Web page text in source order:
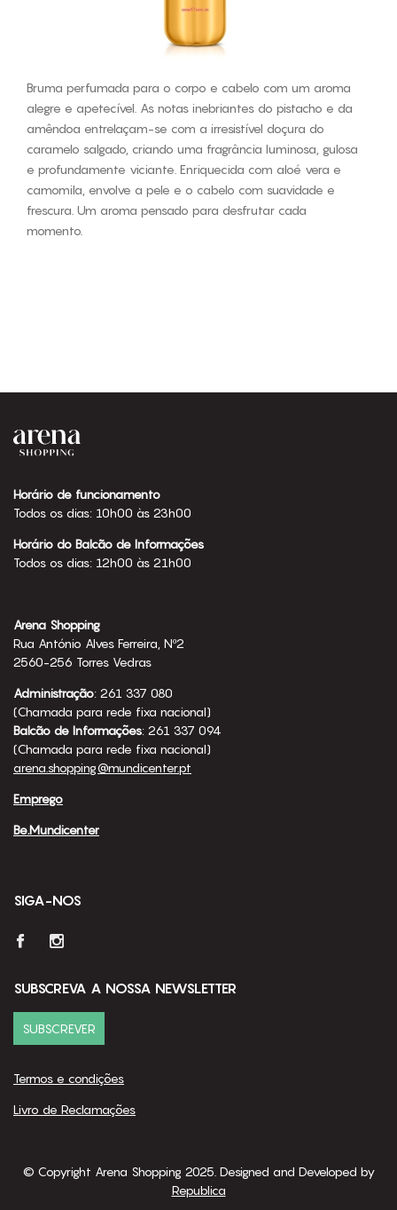
Bruma perfumada para o corpo e cabelo com um aroma
alegre e apetecível. As notas inebriantes do pistacho e da
amêndoa entrelaçam-se com a irresistível doçura do
caramelo salgado, criando uma fragrância luminosa, gulosa
e profundamente viciante. Enriquecida com aloé vera e
camomila, envolve a pele e o cabelo com suavidade e
frescura. Um aroma pensado para desfrutar cada
momento.
Horário de funcionamento
Todos os dias: 10h00 às 23h00
Horário do Balcão de Informações
Todos os dias: 12h00 às 21h00
Arena Shopping
Rua António Alves Ferreira, Nº2
2560-256 Torres Vedras
Administração: 261 337 080
(Chamada para rede fixa nacional)
Balcão de Informações: 261 337 094
(Chamada para rede fixa nacional)
arena.shopping@mundicenter.pt
Emprego
Be.Mundicenter
SIGA-NOS
SUBSCREVA A NOSSA NEWSLETTER
SUBSCREVER
Termos e condições
Livro de Reclamações
© Copyright Arena Shopping 2025. Designed and Developed by
Republica